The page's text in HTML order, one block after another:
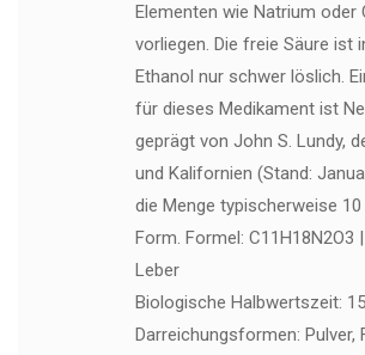
Elementen wie Natrium oder
vorliegen. Die freie Säure ist
Ethanol nur schwer löslich.
für dieses Medikament ist
geprägt von John S. Lundy,
und Kalifornien (Stand:
die Menge typischerweise
Form. Formel:
Leber
Biologische Halbwertszeit:
Darreichungsformen: Pulver,